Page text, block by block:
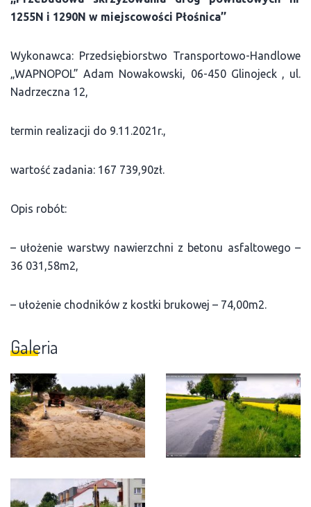
1255N i 1290N w miejscowości Płośnica’’
Wykonawca: Przedsiębiorstwo Transportowo-Handlowe
„WAPNOPOL” Adam Nowakowski, 06-450 Glinojeck , ul.
Nadrzeczna 12,
termin realizacji do 9.11.2021r.,
wartość zadania: 167 739,90zł.
Opis robót:
– ułożenie warstwy nawierzchni z betonu asfaltowego –
36 031,58m2,
– ułożenie chodników z kostki brukowej – 74,00m2.
Galeria